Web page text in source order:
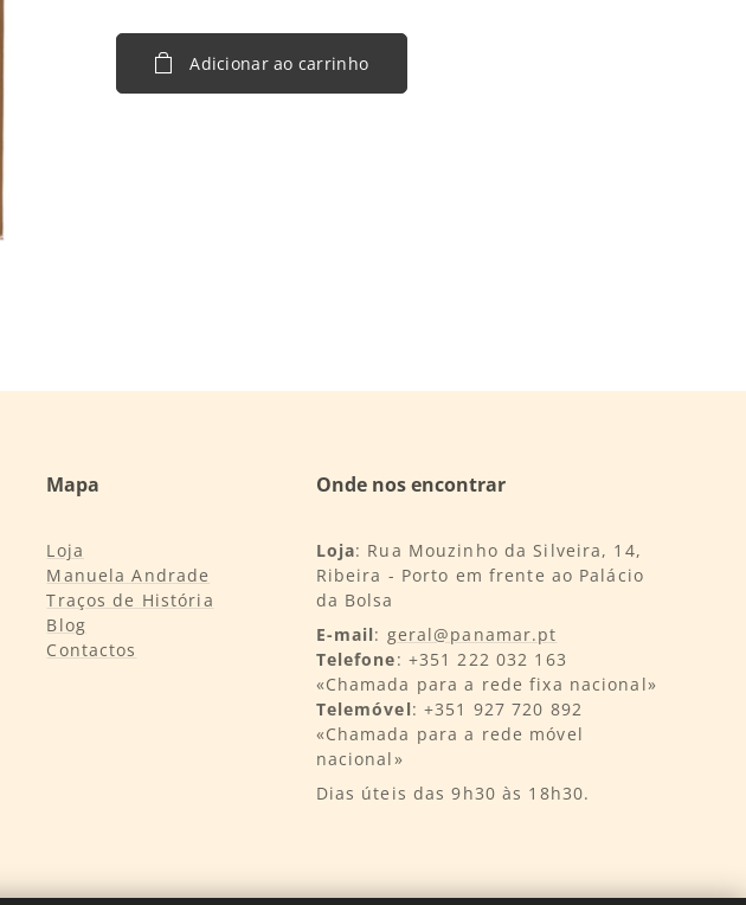
Adicionar ao carrinho
Mapa
Loja
Manuela Andrade
Traços de História
Blog
Contactos
Onde nos encontrar
Loja: Rua Mouzinho da Silveira, 14,
Ribeira - Porto em frente ao Palácio
da Bolsa
E-mail: geral@panamar.pt
Telefone: +351 222 032 163
«Chamada para a rede fixa nacional»
Telemóvel: +351 927 720 892
«Chamada para a rede móvel
nacional»
Dias úteis das 9h30 às 18h30.